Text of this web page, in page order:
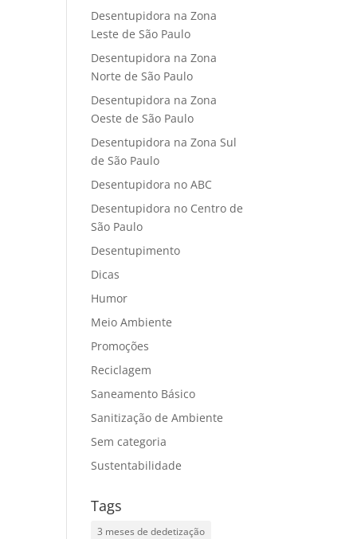
Desentupidora na Zona
Leste de São Paulo
Desentupidora na Zona
Norte de São Paulo
Desentupidora na Zona
Oeste de São Paulo
Desentupidora na Zona Sul
de São Paulo
Desentupidora no ABC
Desentupidora no Centro de
São Paulo
Desentupimento
Dicas
Humor
Meio Ambiente
Promoções
Reciclagem
Saneamento Básico
Sanitização de Ambiente
Sem categoria
Sustentabilidade
Tags
3 meses de dedetização